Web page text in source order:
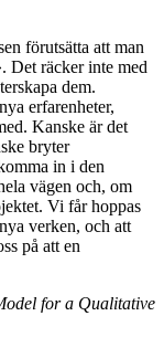
förutsätta att man
Det räcker inte med
dem.
erfarenheter,
Kanske är det
bryter
in i den
vägen och, om
Vi får hoppas
verken, och att
på att en
for a Qualitative